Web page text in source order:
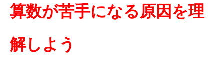
算数が苦手になる原因を理
解しよう